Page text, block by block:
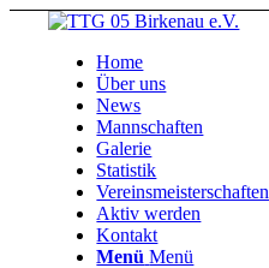
Home
Über uns
News
Mannschaften
Galerie
Statistik
Vereinsmeisterschaften
Aktiv werden
Kontakt
Menü Menü